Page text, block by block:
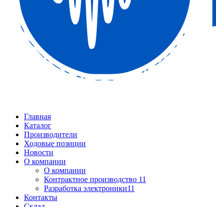
Главная
Каталог
Производители
Ходовые позиции
Новости
О компании
О компании
Контрактное производство 11
Разработка электроники11
Контакты